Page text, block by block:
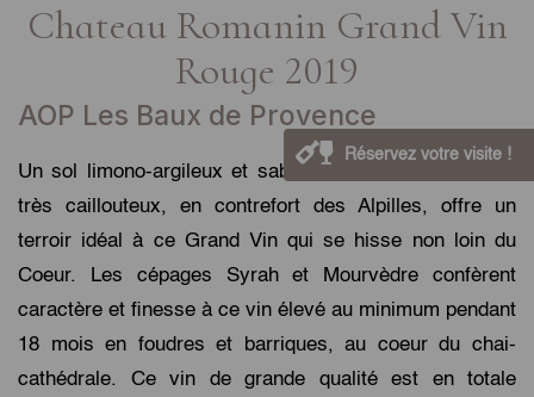
Chateau Romanin Grand Vin
Rouge 2019
AOP Les Baux de Provence
Un sol limono-argileux et sablo-limono argileux, peu à
très caillouteux, en contrefort des Alpilles, offre un
terroir idéal à ce Grand Vin qui se hisse non loin du
Coeur. Les cépages Syrah et Mourvèdre confèrent
caractère et finesse à ce vin élevé au minimum pendant
18 mois en foudres et barriques, au coeur du chai-
cathédrale. Ce vin de grande qualité est en totale
Réservez votre visite !